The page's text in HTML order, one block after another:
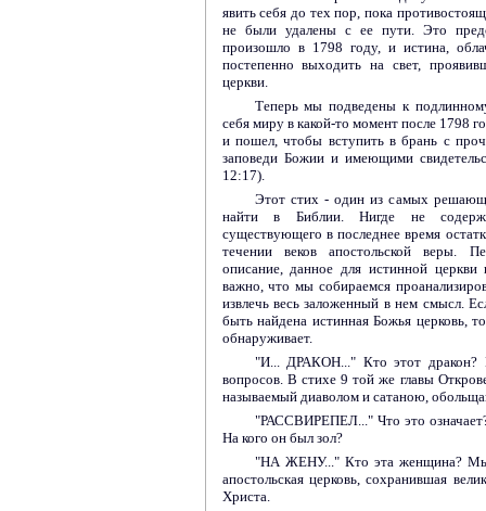
явить себя до тех пор, пока
не были удалены с ее пути. Это
произошло в 1798 году, и истина,
постепенно выходить на свет,
церкви.
Теперь мы подведены к
себя миру в какой-то момент после 1798
и пошел, чтобы вступить в брань с
заповеди Божии и имеющими
12:17).
Этот стих - один из самых
найти в Библии. Нигде не
существующего в последнее время
течении веков апостольской веры.
описание, данное для истинной
важно, что мы собираемся
извлечь весь заложенный в нем смысл.
быть найдена истинная Божья церковь,
обнаруживает.
"И... ДРАКОН..." Кто этот
вопросов. В стихе 9 той же главы
называемый диаволом и сатаною,
"РАССВИРЕПЕЛ..." Что это
На кого он был зол?
"НА ЖЕНУ..." Кто эта женщина? Мы
апостольская церковь, сохранившая
Христа.